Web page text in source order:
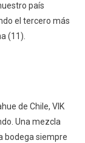
país
el tercero más
(11).
de Chile, VIK
Una mezcla
bodega siempre